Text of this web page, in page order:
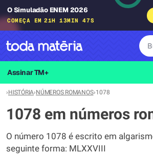
O Simuladão ENEM 2026
COMEÇA EM 21H 13MIN 47S
Assinar TM+
›HISTÓRIA›NÚMEROS ROMANOS›1078
1078 em números
O número 1078 é escrito em
seguinte forma: MLXXVIII